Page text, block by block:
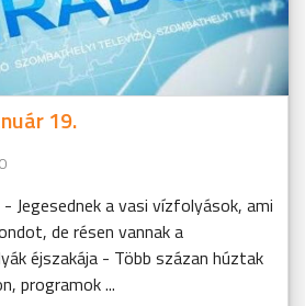
19.
Jegesednek a vasi vízfolyások, ami
de résen vannak a
éjszakája - Több százan húztak
programok ...